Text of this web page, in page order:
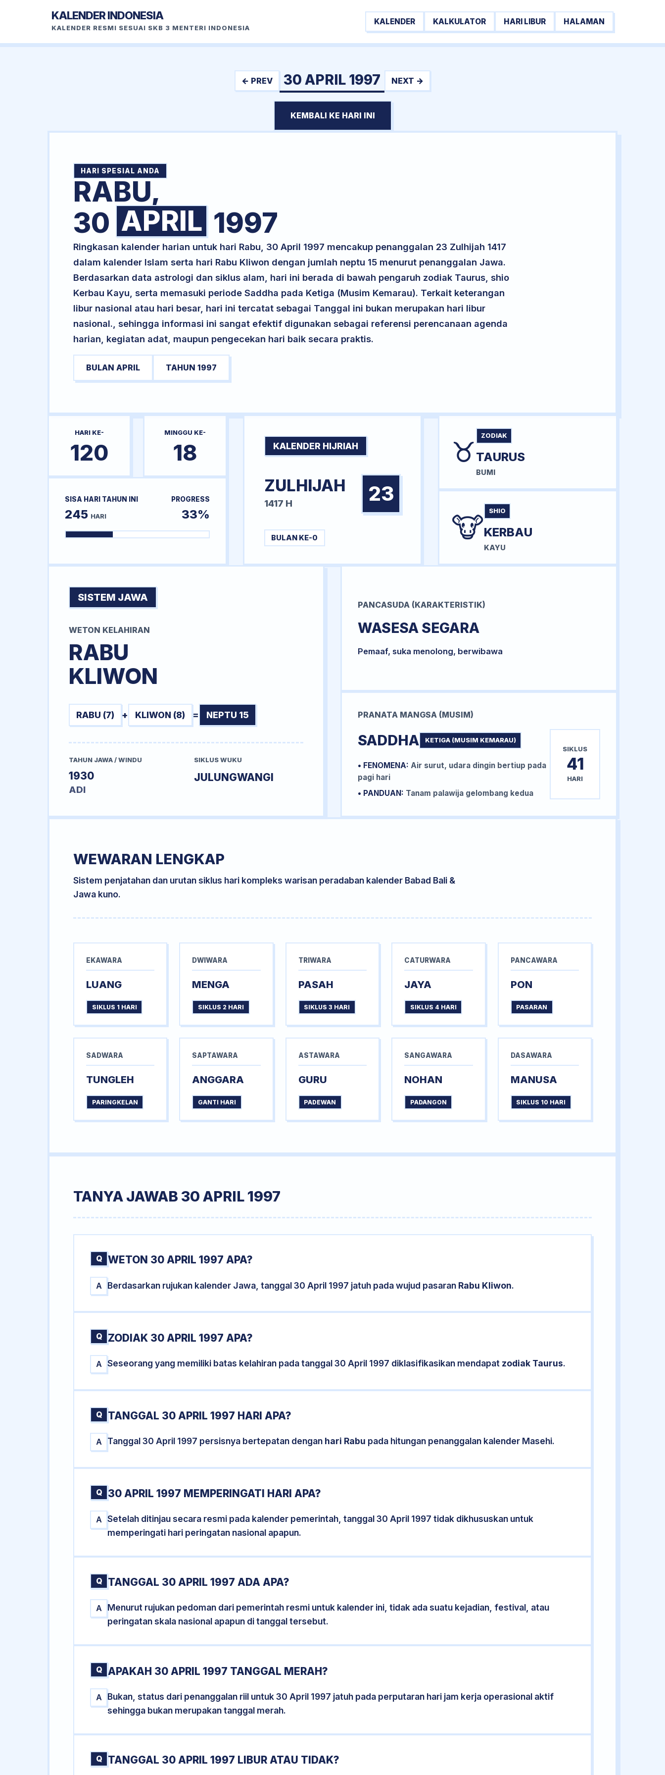
KALENDER INDONESIA
KALENDER RESMI SESUAI SKB 3 MENTERI INDONESIA
KALENDER KALKULATOR HARI LIBUR HALAMAN
← PREV 30 APRIL 1997 NEXT →
KEMBALI KE HARI INI
HARI SPESIAL ANDA
RABU,
30 APRIL 1997
Ringkasan kalender harian untuk hari Rabu, 30 April 1997 mencakup penanggalan 23 Zulhijah 1417
dalam kalender Islam serta hari Rabu Kliwon dengan jumlah neptu 15 menurut penanggalan Jawa.
Berdasarkan data astrologi dan siklus alam, hari ini berada di bawah pengaruh zodiak Taurus, shio
Kerbau Kayu, serta memasuki periode Saddha pada Ketiga (Musim Kemarau). Terkait keterangan
libur nasional atau hari besar, hari ini tercatat sebagai Tanggal ini bukan merupakan hari libur
nasional., sehingga informasi ini sangat efektif digunakan sebagai referensi perencanaan agenda
harian, kegiatan adat, maupun pengecekan hari baik secara praktis.
BULAN APRIL TAHUN 1997
HARI KE-
120
MINGGU KE-
18
SISA HARI TAHUN INI
245 HARI
PROGRESS
33%
KALENDER HIJRIAH
ZULHIJAH
1417 H 23
BULAN KE-0
♉ ZODIAK
TAURUS
BUMI
🐮 SHIO
KERBAU
KAYU
SISTEM JAWA
WETON KELAHIRAN
RABU
KLIWON
RABU (7) + KLIWON (8) = NEPTU 15
TAHUN JAWA / WINDU
1930
ADI
SIKLUS WUKU
JULUNGWANGI
PANCASUDA (KARAKTERISTIK)
WASESA SEGARA
Pemaaf, suka menolong, berwibawa
PRANATA MANGSA (MUSIM)
SADDHA KETIGA (MUSIM KEMARAU)
• FENOMENA: Air surut, udara dingin bertiup pada
pagi hari
• PANDUAN: Tanam palawija gelombang kedua
SIKLUS
41
HARI
WEWARAN LENGKAP
Sistem penjatahan dan urutan siklus hari kompleks warisan peradaban kalender Babad Bali &
Jawa kuno.
EKAWARA
LUANG
SIKLUS 1 HARI
DWIWARA
MENGA
SIKLUS 2 HARI
TRIWARA
PASAH
SIKLUS 3 HARI
CATURWARA
JAYA
SIKLUS 4 HARI
PANCAWARA
PON
PASARAN
SADWARA
TUNGLEH
PARINGKELAN
SAPTAWARA
ANGGARA
GANTI HARI
ASTAWARA
GURU
PADEWAN
SANGAWARA
NOHAN
PADANGON
DASAWARA
MANUSA
SIKLUS 10 HARI
TANYA JAWAB 30 APRIL 1997
Q WETON 30 APRIL 1997 APA?
A Berdasarkan rujukan kalender Jawa, tanggal 30 April 1997 jatuh pada wujud pasaran Rabu Kliwon.
Q ZODIAK 30 APRIL 1997 APA?
A Seseorang yang memiliki batas kelahiran pada tanggal 30 April 1997 diklasifikasikan mendapat zodiak Taurus.
Q TANGGAL 30 APRIL 1997 HARI APA?
A Tanggal 30 April 1997 persisnya bertepatan dengan hari Rabu pada hitungan penanggalan kalender Masehi.
Q 30 APRIL 1997 MEMPERINGATI HARI APA?
A
Setelah ditinjau secara resmi pada kalender pemerintah, tanggal 30 April 1997 tidak dikhususkan untuk
memperingati hari peringatan nasional apapun.
Q TANGGAL 30 APRIL 1997 ADA APA?
A
Menurut rujukan pedoman dari pemerintah resmi untuk kalender ini, tidak ada suatu kejadian, festival, atau
peringatan skala nasional apapun di tanggal tersebut.
Q APAKAH 30 APRIL 1997 TANGGAL MERAH?
A
Bukan, status dari penanggalan riil untuk 30 April 1997 jatuh pada perputaran hari jam kerja operasional aktif
sehingga bukan merupakan tanggal merah.
Q TANGGAL 30 APRIL 1997 LIBUR ATAU TIDAK?